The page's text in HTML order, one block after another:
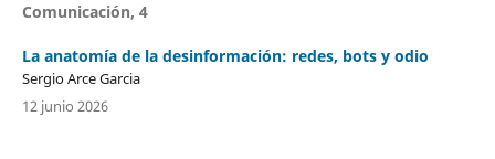
Comunicación, 4
La anatomía de la desinformación: redes, bots y odio
Sergio Arce Garcia
12 junio 2026